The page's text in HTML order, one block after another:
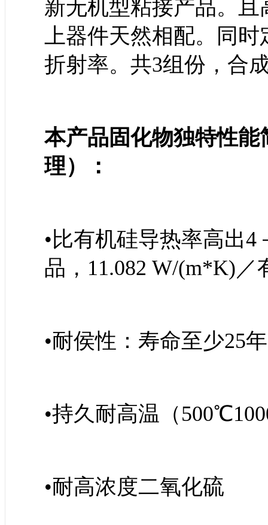
新无机型粘接产品。
上器件天然相配。同
折射率。共3组份，合
本产品固化物独特性
理）：
•比有机硅导热率高出4
品，11.082 W/(m*K)／
•耐侯性：寿命至少25年
•持久耐高温（
•耐高浓度二氧化硫